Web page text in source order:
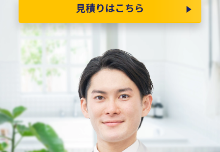
見積りはこちら